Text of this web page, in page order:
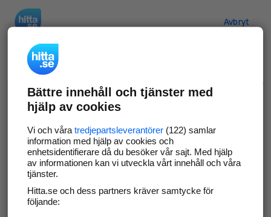
Avbryt
Verifiera ditt företag
Gör som 69 566företag
företagssida på hitta.se och syns bättre mot
kunder i ditt närområde. Helt kostnadsfritt.
Uppdatera din företagsinformation
Svara på och hantera dina omdömen
Bättre innehåll och tjänster med
hjälp av cookies
Vi och våra tredjepartsleverantörer(122) samlar
information med hjälp av cookies och
enhetsidentifierare då du besöker vår sajt. Med hjälp
av informationen kan vi utveckla vårt innehåll och våra
tjänster.
Hitta.se och dess partners kräver samtycke för
följande: